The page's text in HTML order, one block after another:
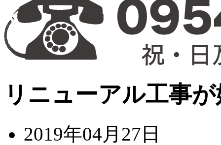
リニューアル工事
2019年04月27日